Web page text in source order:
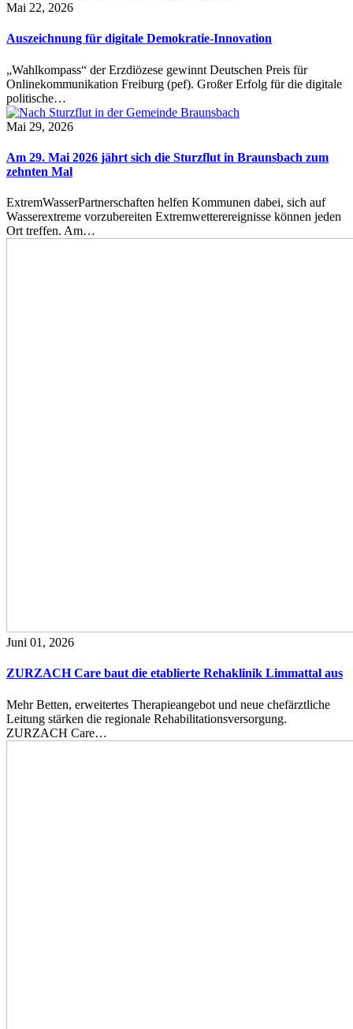
Mai 22, 2026
Auszeichnung für digitale Demokratie-Innovation
„Wahlkompass“ der Erzdiözese gewinnt Deutschen Preis für
Onlinekommunikation Freiburg (pef). Großer Erfolg für die digitale
politische…
Mai 29, 2026
Am 29. Mai 2026 jährt sich die Sturzflut in Braunsbach zum
zehnten Mal
ExtremWasserPartnerschaften helfen Kommunen dabei, sich auf
Wasserextreme vorzubereiten Extremwetterereignisse können jeden
Ort treffen. Am…
Juni 01, 2026
ZURZACH Care baut die etablierte Rehaklinik Limmattal aus
Mehr Betten, erweitertes Therapieangebot und neue chefärztliche
Leitung stärken die regionale Rehabilitationsversorgung.
ZURZACH Care…